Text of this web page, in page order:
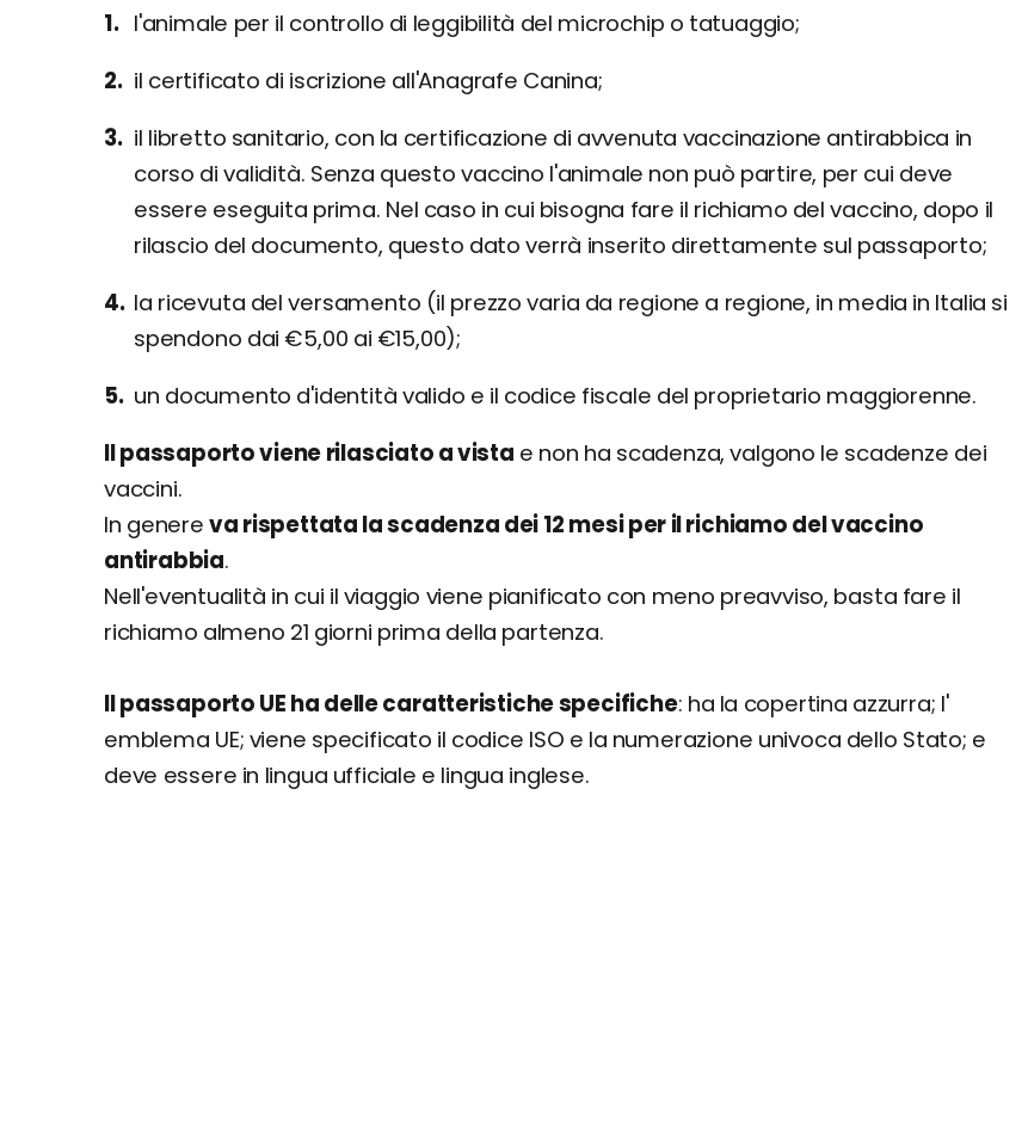
l'animale per il controllo di leggibilità del microchip o tatuaggio;
il certificato di iscrizione all'Anagrafe Canina;
il libretto sanitario, con la certificazione di avvenuta vaccinazione antirabbica in
corso di validità. Senza questo vaccino l'animale non può partire, per cui deve
essere eseguita prima. Nel caso in cui bisogna fare il richiamo del vaccino, dopo il
rilascio del documento, questo dato verrà inserito direttamente sul passaporto;
la ricevuta del versamento (il prezzo varia da regione a regione, in media in Italia si
spendono dai €5,00 ai €15,00);
un documento d'identità valido e il codice fiscale del proprietario maggiorenne.
Il passaporto viene rilasciato a vista e non ha scadenza, valgono le scadenze dei
vaccini.
In genere va rispettata la scadenza dei 12 mesi per il richiamo del vaccino
antirabbia.
Nell'eventualità in cui il viaggio viene pianificato con meno preavviso, basta fare il
richiamo almeno 21 giorni prima della partenza.
Il passaporto UE ha delle caratteristiche specifiche: ha la copertina azzurra; l'
emblema UE; viene specificato il codice ISO e la numerazione univoca dello Stato; e
deve essere in lingua ufficiale e lingua inglese.